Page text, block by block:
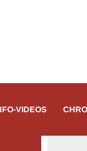
VIDEOS